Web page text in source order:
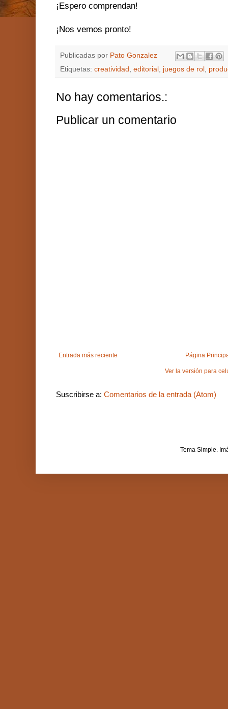
¡Espero comprendan!
¡Nos vemos pronto!
Publicadas por Pato Gonzalez
Etiquetas: creatividad editorial juegos de rol
No hay comentarios.:
Publicar un comentario
Entrada más reciente Página
Ver la versión para
Suscribirse a: Comentarios de la entrada (Atom)
Tema Simple.